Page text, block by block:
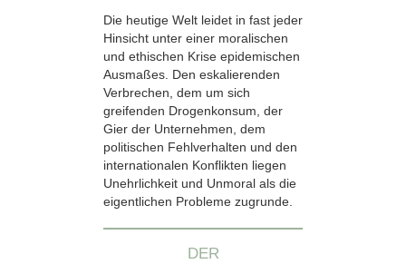
Die heutige Welt leidet in fast jeder
Hinsicht unter einer moralischen
und ethischen Krise epidemischen
Ausmaßes. Den eskalierenden
Verbrechen, dem um sich
greifenden Drogenkonsum, der
Gier der Unternehmen, dem
politischen Fehlverhalten und den
internationalen Konflikten liegen
Unehrlichkeit und Unmoral als die
eigentlichen Probleme zugrunde.
DER